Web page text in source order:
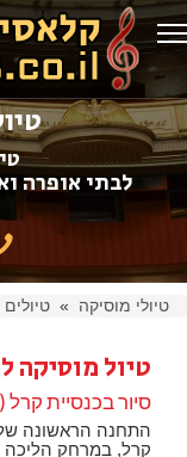
לבתי אופרה
טיולי מוסיקה »
טיול מוסיקה
סיור בכנסיית קרל (Karlskirche)
התחנה הראשונה